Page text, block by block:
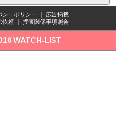
シーポリシー
広告掲載
依頼 捜査関係事項照会
WATCH-LIST